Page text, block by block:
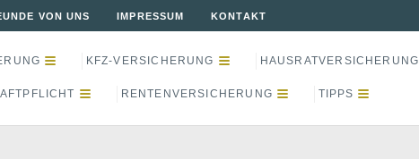
VON UNS IMPRESSUM KONTAKT
KFZ-VERSICHERUNG HAUSRATVERSICHERUNG
RENTENVERSICHERUNG TIPPS